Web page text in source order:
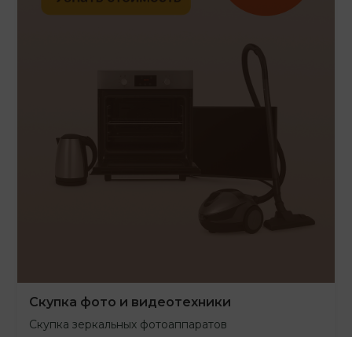
Скупка фото и видеотехники
Скупка зеркальных фотоаппаратов